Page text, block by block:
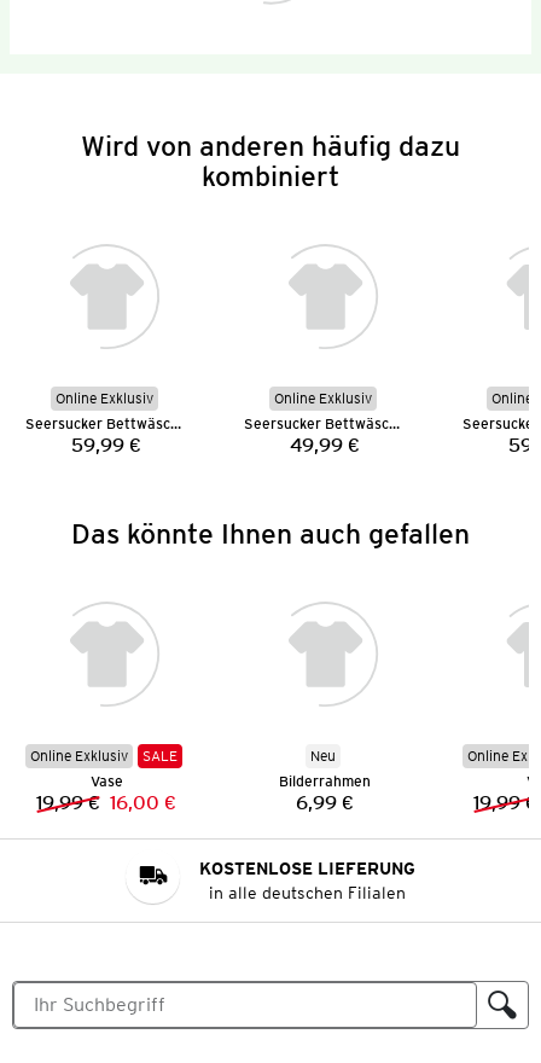
Wird von anderen häufig dazu
kombiniert
Online Exklusiv
Seersucker Bettwäsche 155 x 220 cm
Preis:
59,99 €
Online Exklusiv
Seersucker Bettwäsche 135 x 200 cm
Preis:
49,99 €
Online
Das könnte Ihnen auch gefallen
Online Exklusiv
SALE
Vase
Vorheriger Preis:
19,99 € Neuer Preis:
16,00 €
Neu
Bilderrahmen
Preis:
6,99 €
Online
19,99 €
KOSTENLOSE LIEFERUNG
in alle deutschen Filialen